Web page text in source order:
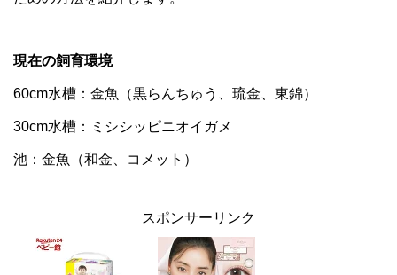
現在の飼育環境
60cm水槽：金魚（黒らんちゅう、琉金、東錦）
30cm水槽：ミシシッピニオイガメ
池：金魚（和金、コメット）
スポンサーリンク